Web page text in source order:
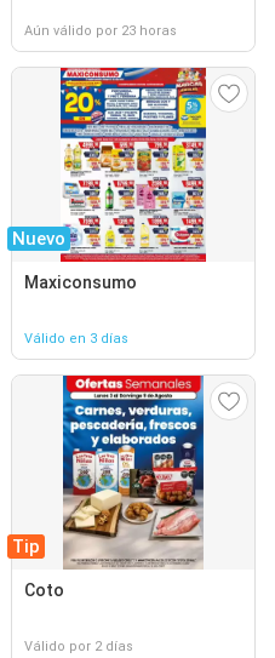
Aún válido por 23 horas
Nuevo
Maxiconsumo
Válido en 3 días
Tip
Coto
Válido por 2 días